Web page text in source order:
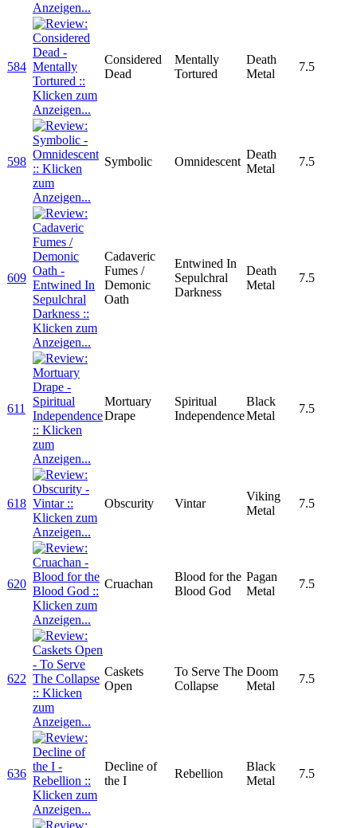
584
Considered
Dead
Mentally
Tortured
Death
Metal
7.5
598 Symbolic Omnidescent
Death
Metal
7.5
609
Cadaveric
Fumes /
Demonic
Oath
Entwined In
Sepulchral
Darkness
Death
Metal
7.5
611
Mortuary
Drape
Spiritual
Independence
Black
Metal
7.5
618 Obscurity Vintar
Viking
Metal
7.5
620 Cruachan
Blood for the
Blood God
Pagan
Metal
7.5
622
Caskets
Open
To Serve The
Collapse
Doom
Metal
7.5
636
Decline of
the I
Rebellion
Black
Metal
7.5